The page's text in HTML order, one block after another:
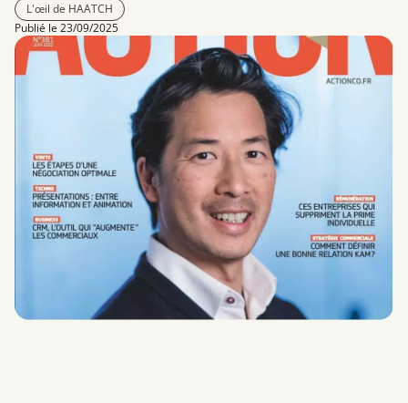
L'œil de HAATCH
Publié le 23/09/2025